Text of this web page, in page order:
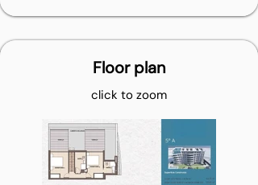
Floor plan
click to zoom